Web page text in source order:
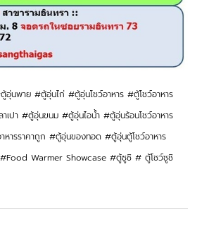
นพาย #ตู้อุ่นไก่ #ตู้อุ่นโชว์อาหาร #ตู้โชว์อาหาร
เปา #ตู้อุ่นขนม #ตู้อุ่นไอน้ำ #ตู้อุ่นร้อนโชว์อาหาร
หารราคาถูก #ตู้อุ่นของทอด #ตู้อุ่นตู้โชว์อาหาร
Warmer Showcase #ตู้ซูชิ # ตู้โชว์ซูชิ